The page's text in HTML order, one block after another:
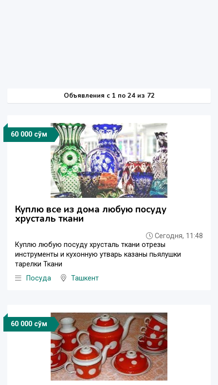
Объявления c 1 по 24 из 72
60 000 сўм
Куплю все из дома любую посуду
хрусталь ткани
Сегодня, 11:48
Куплю любую посуду хрусталь ткани отрезы
инструменты и кухонную утварь казаны пьялушки
тарелки Ткани
Посуда
Ташкент
60 000 сўм